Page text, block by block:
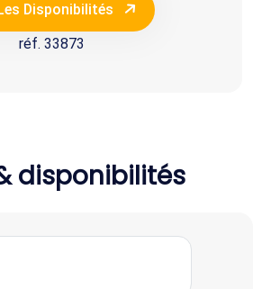
Disponibilités
réf. 33873
disponibilités